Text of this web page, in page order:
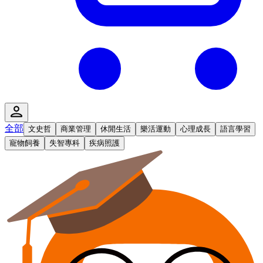
全部 文史哲 商業管理 休閒生活 樂活運動 心理成長
語言學習
寵物飼養
失智專科 疾病照護